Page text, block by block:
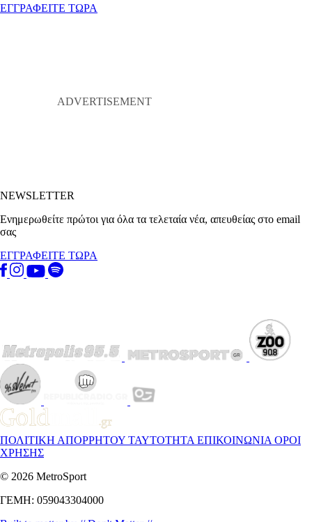
ΕΓΓΡΑΦΕΙΤΕ ΤΩΡΑ
NEWSLETTER
Ενημερωθείτε πρώτοι για όλα τα τελεταία νέα, απευθείας στο email
σας
ΕΓΓΡΑΦΕΙΤΕ ΤΩΡΑ
ΠΟΛΙΤΙΚΗ ΑΠΟΡΡΗΤΟΥ ΤΑΥΤΟΤΗΤΑ ΕΠΙΚΟΙΝΩΝΙΑ ΟΡΟΙ
ΧΡΗΣΗΣ
© 2026 MetroSport
ΓΕΜΗ: 059043304000